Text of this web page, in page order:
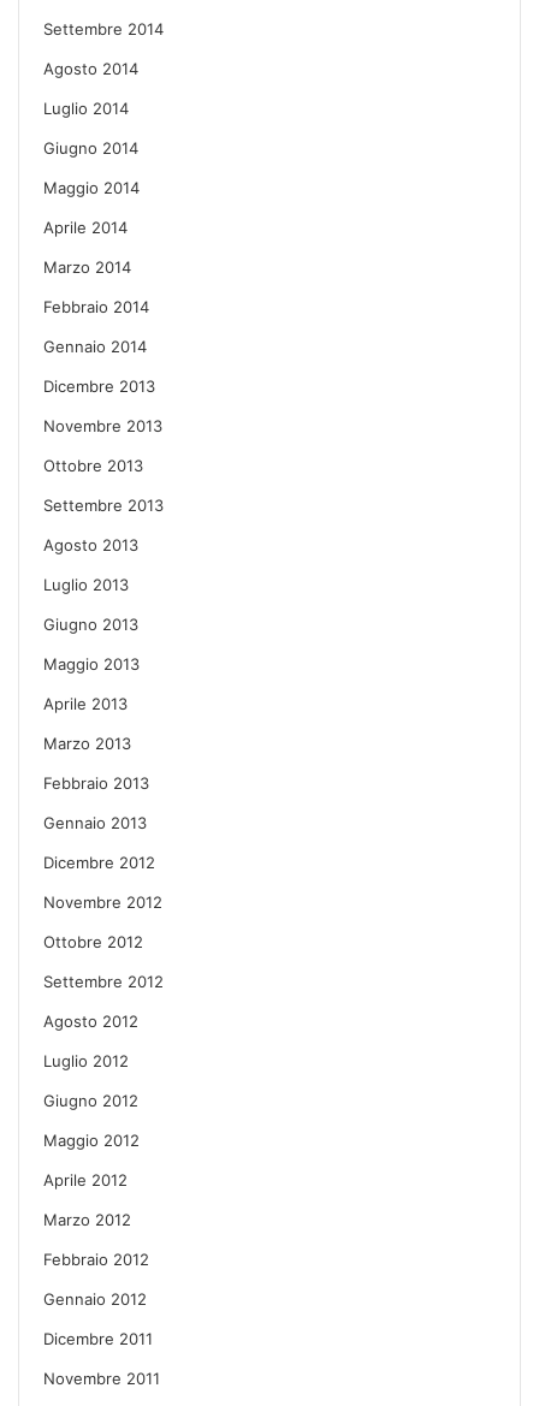
Settembre 2014
Agosto 2014
Luglio 2014
Giugno 2014
Maggio 2014
Aprile 2014
Marzo 2014
Febbraio 2014
Gennaio 2014
Dicembre 2013
Novembre 2013
Ottobre 2013
Settembre 2013
Agosto 2013
Luglio 2013
Giugno 2013
Maggio 2013
Aprile 2013
Marzo 2013
Febbraio 2013
Gennaio 2013
Dicembre 2012
Novembre 2012
Ottobre 2012
Settembre 2012
Agosto 2012
Luglio 2012
Giugno 2012
Maggio 2012
Aprile 2012
Marzo 2012
Febbraio 2012
Gennaio 2012
Dicembre 2011
Novembre 2011